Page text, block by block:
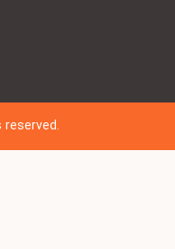
reserved.